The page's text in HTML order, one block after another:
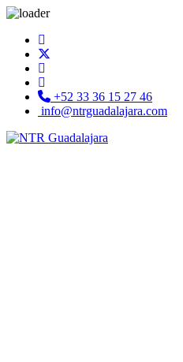
+52 33 36 15 27 46
info@ntrguadalajara.com